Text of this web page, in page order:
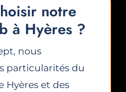
notre
à Hyères ?
nous
particularités du
Hyères et des